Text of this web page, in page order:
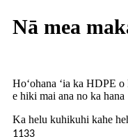
Nā mea
Hoʻohana ʻia ka HDPE o
e hiki mai ana no ka hana
Ka helu kuhikuhi kahe
1133